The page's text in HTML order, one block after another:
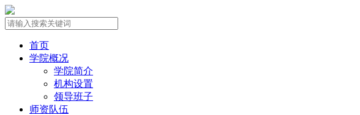
首页
学院概况
学院简介
机构设置
领导班子
师资队伍